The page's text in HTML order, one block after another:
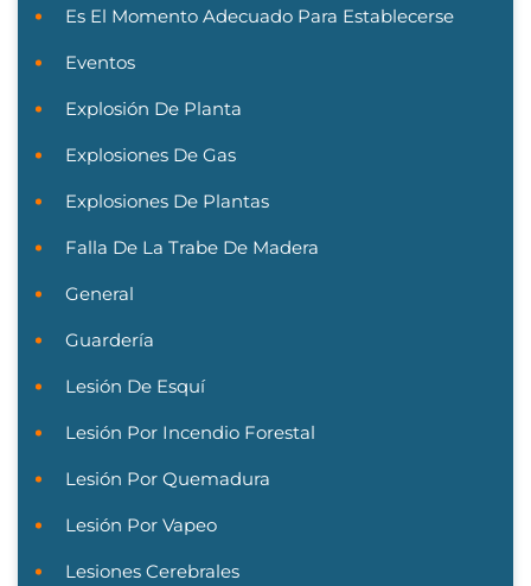
Es El Momento Adecuado Para Establecerse
Eventos
Explosión De Planta
Explosiones De Gas
Explosiones De Plantas
Falla De La Trabe De Madera
General
Guardería
Lesión De Esquí
Lesión Por Incendio Forestal
Lesión Por Quemadura
Lesión Por Vapeo
Lesiones Cerebrales